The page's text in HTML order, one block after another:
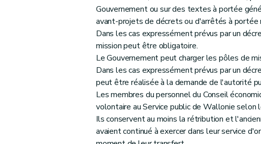
Gouvernement ou sur des textes à portée
avant-projets de décrets ou d'arrêtés à portée
Dans les cas expressément prévus par un
mission peut être obligatoire.
Le Gouvernement peut charger les pôles de
Dans les cas expressément prévus par un
peut être réalisée à la demande de l'autorité
Les membres du personnel du Conseil
volontaire au Service public de Wallonie
Ils conservent au moins la rétribution et
avaient continué à exercer dans leur service